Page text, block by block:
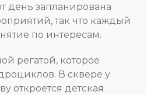
день запланирована
так что каждый
по интересам.
регатой, которое
В сквере у
откроется детская